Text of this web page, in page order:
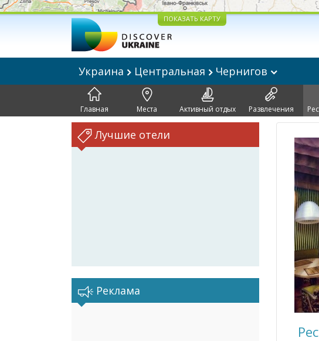
ПОКАЗАТЬ КАРТУ
Украина Центральная Чернигов
Главная Места Активный отдых Развлечения
Лучшие отели
Реклама